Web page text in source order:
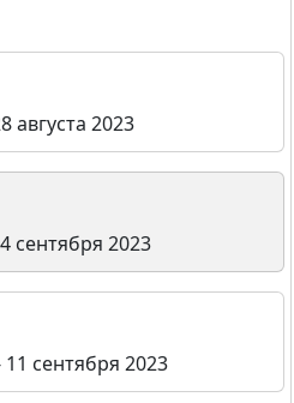
августа 2023
сентября 2023
сентября 2023